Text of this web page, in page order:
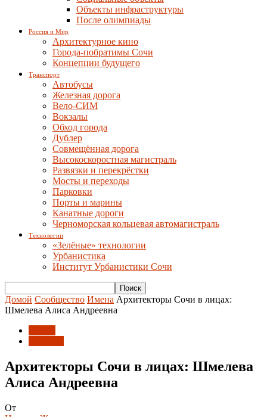
Объекты инфраструктуры
После олимпиады
Россия и Мир
Архитектурное кино
Города-побратимы Сочи
Концепции будущего
Транспорт
Автобусы
Железная дорога
Вело-СИМ
Вокзалы
Обход города
Дублер
Совмещённая дорога
Высокоскоростная магистраль
Развязки и перекрёстки
Мосты и переходы
Парковки
Порты и марины
Канатные дороги
Черноморская кольцевая автомагистраль
Технологии
«Зелёные» технологии
Урбанистика
Институт Урбанистики Сочи
Домой Сообщество Имена Архитекторы Сочи в лицах:
Шмелева Алиса Андреевна
Архитекторы Сочи в лицах: Шмелева
Алиса Андреевна
От